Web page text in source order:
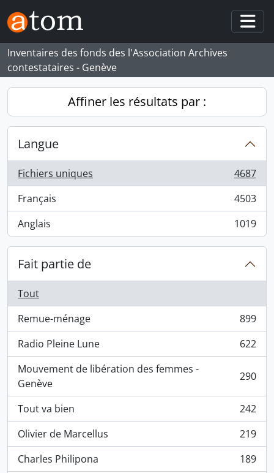
Skip to main content
Inventaires des fonds des l'Association Archives
contestataires - Genève
Affiner les résultats par :
Langue
Fichiers uniques
, 4687 résultats
4687
Français
, 4503 résultats
4503
Anglais
, 1019 résultats 1019
Fait partie de
Tout
Remue-ménage
, 899 résultats
899
Radio Pleine Lune
, 622 résultats
622
Mouvement de libération des femmes -
Genève
, 290 résultats 290
Tout va bien
, 242 résultats
242
Olivier de Marcellus
, 219 résultats
219
Charles Philipona
, 189 résultats
189